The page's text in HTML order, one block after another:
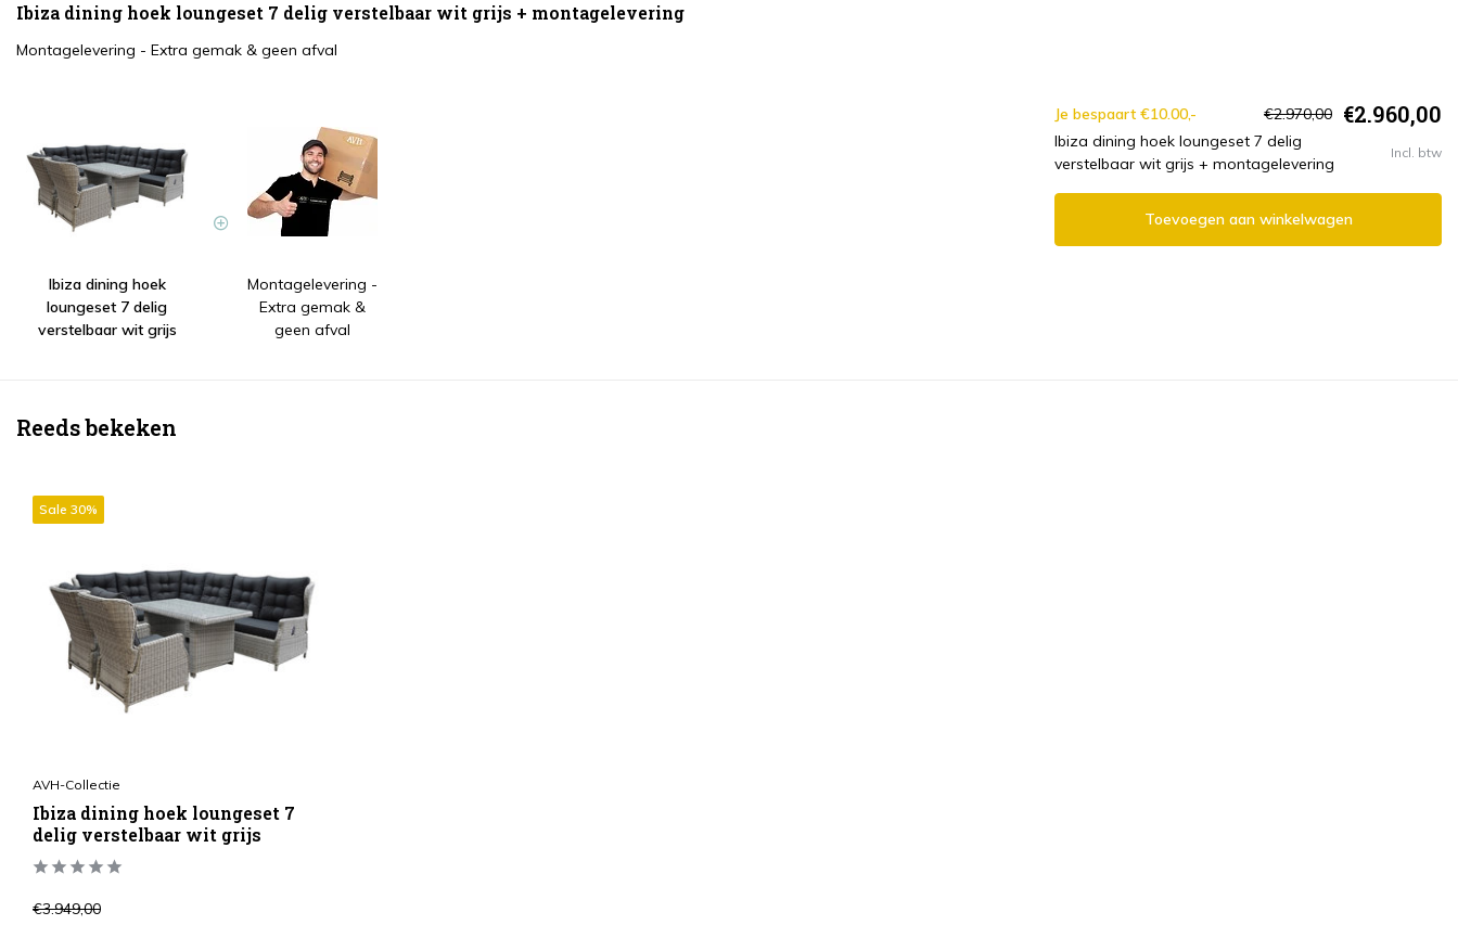
Ibiza dining hoek loungeset 7 delig verstelbaar wit grijs + montagelevering
Montagelevering - Extra gemak & geen afval
Ibiza dining hoek
loungeset 7 delig
verstelbaar wit grijs
Montagelevering -
Extra gemak &
geen afval
Je bespaart €10.00,- €2.970,00 €2.960,00
Ibiza dining hoek loungeset 7 delig
verstelbaar wit grijs + montagelevering
Incl. btw
Toevoegen aan winkelwagen
Reeds bekeken
Sale 30%
AVH-Collectie
Ibiza dining hoek loungeset 7
delig verstelbaar wit grijs
€3.949,00